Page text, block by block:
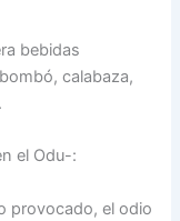
bebidas
calabaza,
el Odu-:
provocado, el odio